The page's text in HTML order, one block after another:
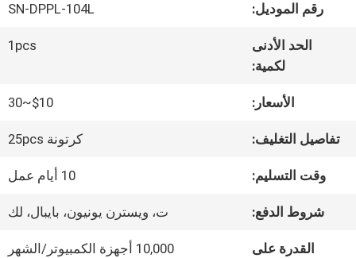
المعمل
مراقبة
الجودة
رقم الموديل: SN-DPPL-104L
الحد الأدنى
لكمية:
1pcs
الأسعار: $10~30
تفاصيل التغليف: كرتونة 25pcs
وقت التسليم: 10 أيام عمل
شروط الدفع: ت، ويسترن يونيون، بايبال، لك
القدرة على
10,000 أجهزة الكمبيوتر/الشهر